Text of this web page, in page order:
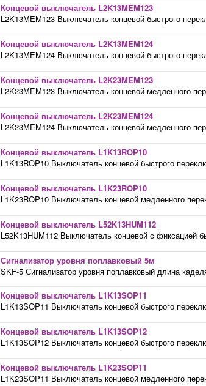
Концевой выключатель L2K13MEM123
L2K13MEM123 Выключатель концевой быстрого
Концевой выключатель L2K13MEM124
L2K13MEM124 Выключатель концевой быстрого
Концевой выключатель L2K23MEM123
L2K23MEM123 Выключатель концевой медленного
Концевой выключатель L2K23MEM124
L2K23MEM124 Выключатель концевой медленного
Концевой выключатель L1K13ROP10
L1K13ROP10 Выключатель концевой быстрого
Концевой выключатель L1K23ROP10
L1K23ROP10 Выключатель концевой медленного
Концевой выключатель L52K13HUM112
L52K13HUM112 Выключатель концевой с фиксацией
Сигнализатор уровня поплавковый 5м
SKF-5 Сигнализатор уровня поплавковый длина
Концевой выключатель L1K13SOP11
L1K13SOP11 Выключатель концевой быстрого
Концевой выключатель L1K13SOP12
L1K13SOP12 Выключатель концевой быстрого
Концевой выключатель L1K23SOP11
L1K23SOP11 Выключатель концевой медленного